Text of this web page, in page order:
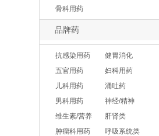
骨科用药
品牌药
抗感染用药
健胃消化
五官用药
妇科用药
儿科用药
涌吐药
男科用药
神经/精神
维生素/营养
肝肾类
肿瘤科用药
呼吸系统类